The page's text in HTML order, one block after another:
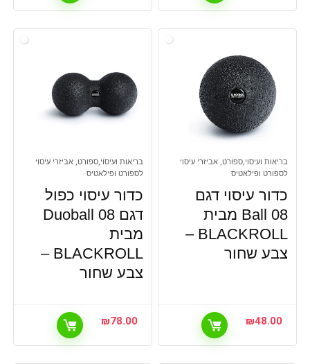
בריאות ועיסוי,ספורט, אביזרי עיסוי
לספורט ופילאטיס
כדור עיסוי דגם
Ball 08 מבית
BLACKROLL –
צבע שחור
₪48.00
בריאות ועיסוי,ספורט, אביזרי עיסוי
לספורט ופילאטיס
כדור עיסוי כפול
דגם Duoball 08
מבית
BLACKROLL –
צבע שחור
₪78.00